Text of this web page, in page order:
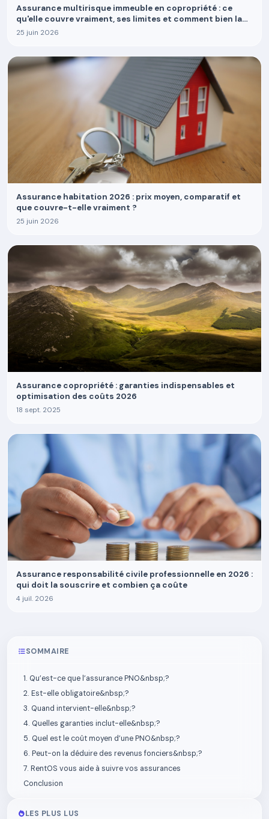
Assurance multirisque immeuble en copropriété : ce
qu'elle couvre vraiment, ses limites et comment bien la
choisir
25 juin 2026
Assurance habitation 2026 : prix moyen, comparatif et
que couvre-t-elle vraiment ?
25 juin 2026
Assurance copropriété : garanties indispensables et
optimisation des coûts 2026
18 sept. 2025
Assurance responsabilité civile professionnelle en 2026 :
qui doit la souscrire et combien ça coûte
4 juil. 2026
SOMMAIRE
1. Qu’est-ce que l’assurance PNO&nbsp;?
2. Est-elle obligatoire&nbsp;?
3. Quand intervient-elle&nbsp;?
4. Quelles garanties inclut-elle&nbsp;?
5. Quel est le coût moyen d’une PNO&nbsp;?
6. Peut-on la déduire des revenus fonciers&nbsp;?
7. RentOS vous aide à suivre vos assurances
Conclusion
LES PLUS LUS